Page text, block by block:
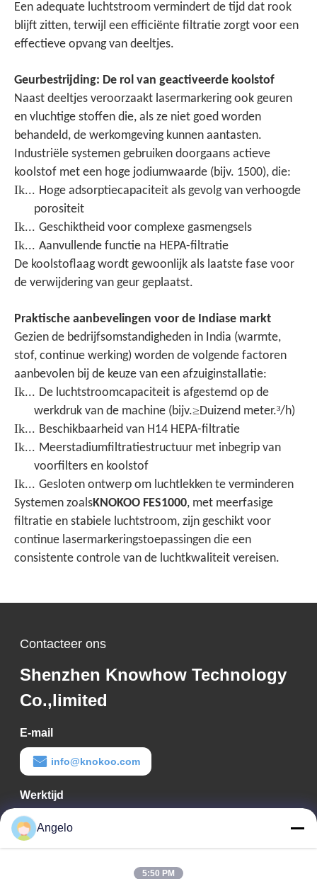
Een adequate luchtstroom vermindert de tijd dat rook
blijft zitten, terwijl een efficiënte filtratie zorgt voor een
effectieve opvang van deeltjes.
Geurbestrijding: De rol van geactiveerde koolstof
Naast deeltjes veroorzaakt lasermarkering ook geuren
en vluchtige stoffen die, als ze niet goed worden
behandeld, de werkomgeving kunnen aantasten.
Industriële systemen gebruiken doorgaans actieve
koolstof met een hoge jodiumwaarde (bijv. 1500), die:
Ik... Hoge adsorptiecapaciteit als gevolg van verhoogde
porositeit
Ik... Geschiktheid voor complexe gasmengsels
Ik... Aanvullende functie na HEPA-filtratie
De koolstoflaag wordt gewoonlijk als laatste fase voor
de verwijdering van geur geplaatst.
Praktische aanbevelingen voor de Indiase markt
Gezien de bedrijfsomstandigheden in India (warmte,
stof, continue werking) worden de volgende factoren
aanbevolen bij de keuze van een afzuiginstallatie:
Ik... De luchtstroomcapaciteit is afgestemd op de
werkdruk van de machine (bijv.≥Duizend meter.³/h)
Ik... Beschikbaarheid van H14 HEPA-filtratie
Ik... Meerstadiumfiltratiestructuur met inbegrip van
voorfilters en koolstof
Ik... Gesloten ontwerp om luchtlekken te verminderen
Systemen zoalsKNOKOO FES1000, met meerfasige
filtratie en stabiele luchtstroom, zijn geschikt voor
continue lasermarkeringstoepassingen die een
consistente controle van de luchtkwaliteit vereisen.
Contacteer ons
Shenzhen Knowhow Technology
Co.,limited
E-mail
info@knokoo.com
Werktijd
08:00-18:00
Ons adres
Angelo
5:50 PM